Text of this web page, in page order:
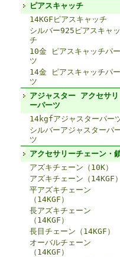
ピアスキャッチ
14KGFピアスキャッチ
シルバー925ピアスキャッ
チ
10金 ピアスキャッチパー
ツ
14金 ピアスキャッチパー
ツ
アジャスター アクセサリ
ーパーツ
14kgfアジャスターパー
シルバーアジャスターパ
ツ
アクセサリーチェーン・
アズキチェーン（10K）
アズキチェーン（14KGF）
平アズキチェーン
（14KGF）
長アズキチェーン
（14KGF）
長目チェーン（14KGF）
オーバルチェーン
（14KGF）